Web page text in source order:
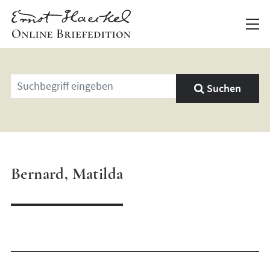
Geben
Sie
Suchbegriff
Suchen
Bernard, Matilda